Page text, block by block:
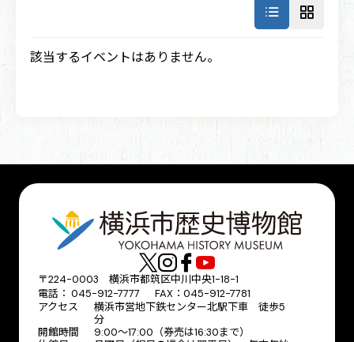
該当するイベントはありません。
〒224-0003 横浜市都筑区中川中央1-18-1
電話： 045-912-7777 FAX：045-912-7781
アクセス
横浜市営地下鉄センター北駅下車 徒歩5
分
開館時間
9:00〜17:00（券売は16:30まで）